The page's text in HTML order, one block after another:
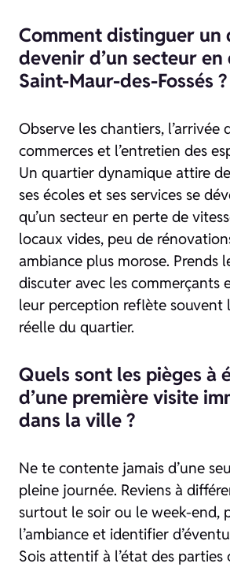
Comment distinguer un
devenir d’un secteur en
Saint-Maur-des-Fossés ?
Observe les chantiers, l’arrivée
commerces et l’entretien des
Un quartier dynamique attire
ses écoles et ses services se
qu’un secteur en perte de
locaux vides, peu de
ambiance plus morose. Prends
discuter avec les commerçants
leur perception reflète souvent
réelle du quartier.
Quels sont les pièges à
d’une première visite
dans la ville ?
Ne te contente jamais d’une
pleine journée. Reviens à
surtout le soir ou le week-end,
l’ambiance et identifier
Sois attentif à l’état des parties